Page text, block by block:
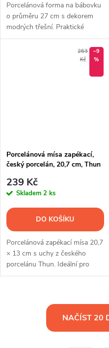
Porcelánová forma na bábovku
o průměru 27 cm s dekorem
modrých třešní. Praktické
úchytky usnadňují manipulaci i
263
Kč
–9
%
Porcelánová mísa zapékací,
český porcelán, 20,7 cm, Thun
239 Kč
Skladem 2 ks
DO KOŠÍKU
Porcelánová zapékací mísa 20,7
× 13 cm s uchy z českého
porcelánu Thun. Ideální pro
menší porce, pečení i elegantní
NAČÍST 20